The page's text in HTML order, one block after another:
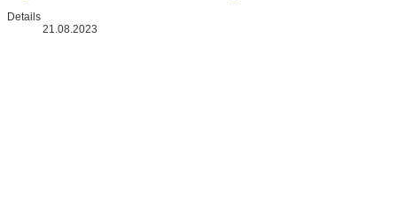
Details
21.08.2023